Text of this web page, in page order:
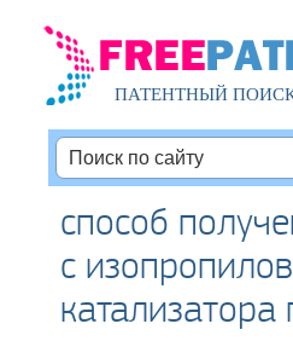
ПАТЕНТНЫЙ
способ
с